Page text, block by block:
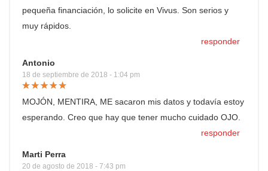
pequeña financiación, lo solicite en Vivus. Son serios y
muy rápidos.
responder
Antonio
18 de septiembre de 2018 - 1:04 pm
MOJÓN, MENTIRA, ME sacaron mis datos y todavía estoy
esperando. Creo que hay que tener mucho cuidado OJO.
responder
Marti Perra
20 de agosto de 2018 - 7:43 pm